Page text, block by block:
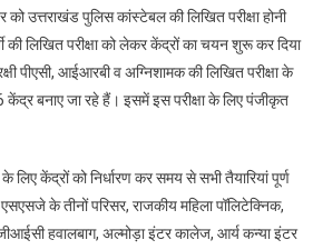
उत्तराखंड पुलिस कांस्टेबल की लिखित परीक्षा होनी
की लिखित परीक्षा को लेकर केंद्रों का चयन शुरू कर दिया
पीएसी, आईआरबी व अग्निशामक की लिखित परीक्षा के
केंद्र बनाए जा रहे हैं। इसमें इस परीक्षा के लिए पंजीकृत
के लिए केंद्रों को निर्धारण कर समय से सभी तैयारियां पूर्ण
के तीनों परिसर, राजकीय महिला पॉलिटेक्निक,
हवालबाग, अल्मोड़ा इंटर कालेज, आर्य कन्या इंटर